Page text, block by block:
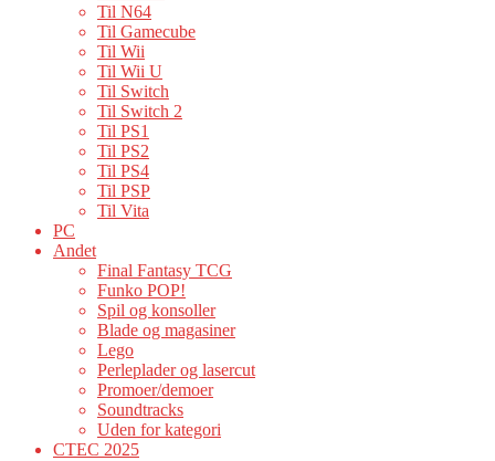
Til N64
Til Gamecube
Til Wii
Til Wii U
Til Switch
Til Switch 2
Til PS1
Til PS2
Til PS4
Til PSP
Til Vita
PC
Andet
Final Fantasy TCG
Funko POP!
Spil og konsoller
Blade og magasiner
Lego
Perleplader og lasercut
Promoer/demoer
Soundtracks
Uden for kategori
CTEC 2025